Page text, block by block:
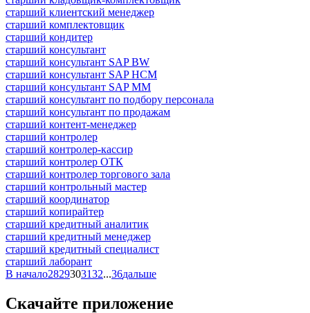
старший клиентский менеджер
старший комплектовщик
старший кондитер
старший консультант
старший консультант SAP BW
старший консультант SAP HCM
старший консультант SAP MM
старший консультант по подбору персонала
старший консультант по продажам
старший контент-менеджер
старший контролер
старший контролер-кассир
старший контролер ОТК
старший контролер торгового зала
старший контрольный мастер
старший координатор
старший копирайтер
старший кредитный аналитик
старший кредитный менеджер
старший кредитный специалист
старший лаборант
В начало2829303132...36дальше
Скачайте приложение